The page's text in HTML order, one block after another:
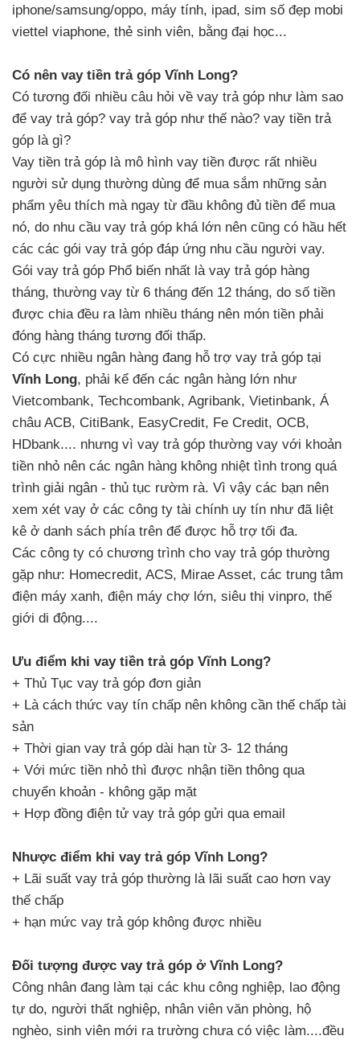
iphone/samsung/oppo, máy tính, ipad, sim số đẹp mobi
viettel viaphone, thẻ sinh viên, bằng đại học...
Có nên vay tiền trả góp Vĩnh Long?
Có tương đối nhiều câu hỏi về vay trả góp như làm sao
để vay trả góp? vay trả góp như thế nào? vay tiền trả
góp là gì?
Vay tiền trả góp là mô hình vay tiền được rất nhiều
người sử dụng thường dùng để mua sắm những sản
phẩm yêu thích mà ngay từ đầu không đủ tiền để mua
nó, do nhu cầu vay trả góp khá lớn nên cũng có hầu hết
các các gói vay trả góp đáp ứng nhu cầu người vay.
Gói vay trả góp Phổ biến nhất là vay trả góp hàng
tháng, thường vay từ 6 tháng đến 12 tháng, do số tiền
được chia đều ra làm nhiều tháng nên món tiền phải
đóng hàng tháng tương đối thấp.
Có cực nhiều ngân hàng đang hỗ trợ vay trả góp tại
Vĩnh Long, phải kể đến các ngân hàng lớn như
Vietcombank, Techcombank, Agribank, Vietinbank, Á
châu ACB, CitiBank, EasyCredit, Fe Credit, OCB,
HDbank.... nhưng vì vay trả góp thường vay với khoản
tiền nhỏ nên các ngân hàng không nhiệt tình trong quá
trình giải ngân - thủ tục rườm rà. Vì vậy các bạn nên
xem xét vay ở các công ty tài chính uy tín như đã liệt
kê ở danh sách phía trên để được hỗ trợ tối đa.
Các công ty có chương trình cho vay trả góp thường
gặp như: Homecredit, ACS, Mirae Asset, các trung tâm
điện máy xanh, điện máy chợ lớn, siêu thị vinpro, thế
giới di động....
Ưu điểm khi vay tiền trả góp Vĩnh Long?
+ Thủ Tục vay trả góp đơn giản
+ Là cách thức vay tín chấp nên không cần thế chấp tài
sản
+ Thời gian vay trả góp dài hạn từ 3- 12 tháng
+ Với mức tiền nhỏ thì được nhận tiền thông qua
chuyển khoản - không gặp mặt
+ Hợp đồng điện tử vay trả góp gửi qua email
Nhược điểm khi vay trả góp Vĩnh Long?
+ Lãi suất vay trả góp thường là lãi suất cao hơn vay
thế chấp
+ hạn mức vay trả góp không được nhiều
Đối tượng được vay trả góp ở Vĩnh Long?
Công nhân đang làm tại các khu công nghiệp, lao động
tự do, người thất nghiệp, nhân viên văn phòng, hộ
nghèo, sinh viên mới ra trường chưa có việc làm....đều